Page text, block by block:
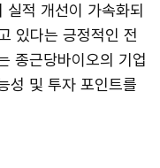
적 개선이 가속화되
있다는 긍정적인 전
종근당바이오의 기업
성 및 투자 포인트를